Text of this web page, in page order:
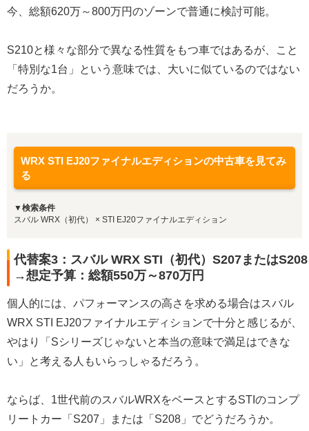
今、総額620万～800万円のゾーンで普通に検討可能。
S210と様々な部分で異なる性質をもつ車ではあるが、こと
「特別な1台」という意味では、大いに似ているのではない
だろうか。
WRX STI EJ20ファイナルエディションの中古車を見てみ
る
▼検索条件
スバル WRX（初代） × STI EJ20ファイナルエディション
代替案3：スバル WRX STI（初代）S207またはS208
→想定予算：総額550万～870万円
個人的には、パフォーマンスの高さを求める場合はスバル
WRX STI EJ20ファイナルエディションで十分と感じるが、
やはり「Sシリーズじゃないと本当の意味で満足はできな
い」と考える人もいらっしゃるだろう。
ならば、1世代前のスバルWRXをベースとするSTIのコンプ
リートカー「S207」または「S208」でどうだろうか。